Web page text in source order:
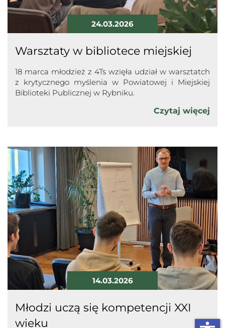
24.03.2026
Warsztaty w bibliotece miejskiej
18 marca młodzież z 4Ts wzięła udział w warsztatch
z krytycznego myślenia w Powiatowej i Miejskiej
Biblioteki Publicznej w Rybniku.
Czytaj więcej
14.03.2026
Młodzi uczą się kompetencji XXI
wieku